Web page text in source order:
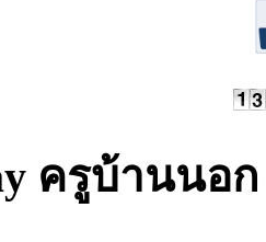
ครูบ้านนอก